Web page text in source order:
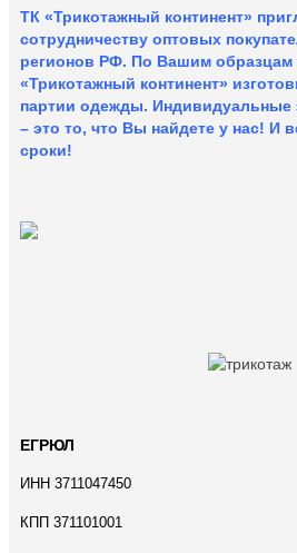
ТК «Трикотажный континент»
сотрудничеству оптовых
регионов РФ. По Вашим образцам
«Трикотажный континент»
партии одежды. Индивидуальные
– это то, что Вы найдете у нас! И
сроки!
ЕГРЮЛ
ИНН 3711047450
КПП 371101001